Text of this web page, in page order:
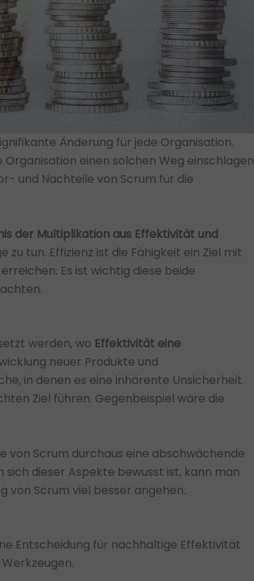
Änderung für jede Organisation.
einen solchen Weg einschlagen
und Nachteile von Scrum für die
der Multiplikation aus Effektivität und
zu tun. Effizienz ist die Fähigkeit ein Ziel mit
Es ist wichtig diese beide
werden, wo Effektivität eine
neuer Produkte und
in denen es eine inhärente Unsicherheit
Ziel führen. Gegenbeispiel wäre die
von Scrum durchaus eine abschwächende
dieser Aspekte bewusst ist, kann man
von Scrum viel besser angehen.
Entscheidung für nachhaltige Effektivität